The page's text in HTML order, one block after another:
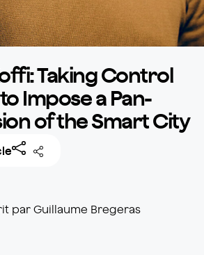
Taking Control
Impose a Pan-
of the Smart City
par Guillaume Bregeras